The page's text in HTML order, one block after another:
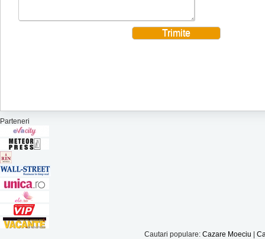
Parteneri
Cautari populare: Cazare Moeciu